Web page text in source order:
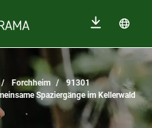
Forchheim
91301
Spaziergänge im Kellerwald